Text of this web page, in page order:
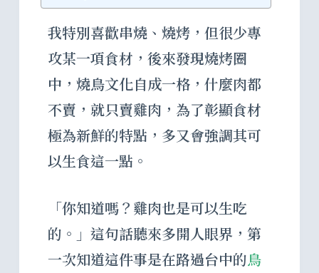
我特別喜歡串燒、燒烤，但很少專
攻某一項食材，後來發現燒烤圈
中，燒鳥文化自成一格，什麼肉都
不賣，就只賣雞肉，為了彰顯食材
極為新鮮的特點，多又會強調其可
以生食這一點。
「你知道嗎？雞肉也是可以生吃
的。」這句話聽來多開人眼界，第
一次知道這件事是在路過台中的鳥